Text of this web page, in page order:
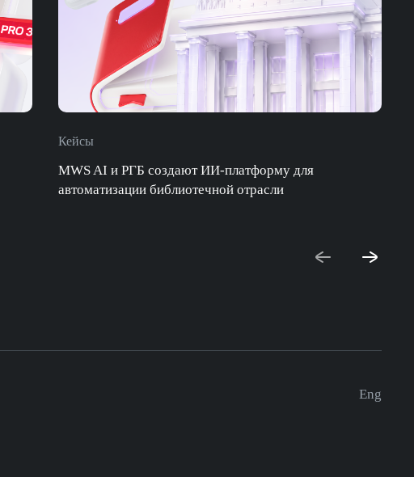
Кейсы
MWS AI и РГБ создают ИИ-платформу для
автоматизации библиотечной отрасли
Eng